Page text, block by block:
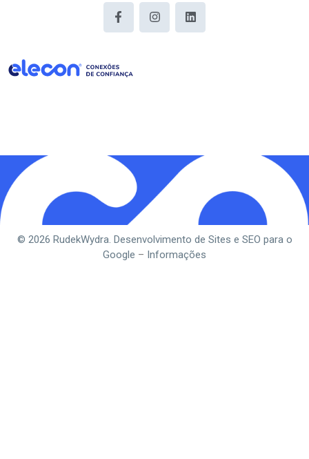
© 2026 RudekWydra. Desenvolvimento de Sites e SEO para o
Google – Informações